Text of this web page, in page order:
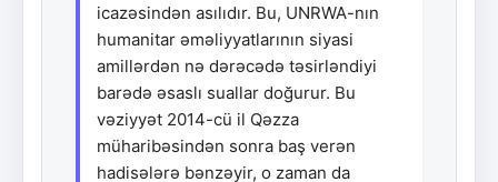
icazəsindən asılıdır. Bu, UNRWA-nın
humanitar əməliyyatlarının siyasi
amillərdən nə dərəcədə təsirləndiyi
barədə əsaslı suallar doğurur. Bu
vəziyyət 2014-cü il Qəzza
müharibəsindən sonra baş verən
hadisələrə bənzəyir, o zaman da